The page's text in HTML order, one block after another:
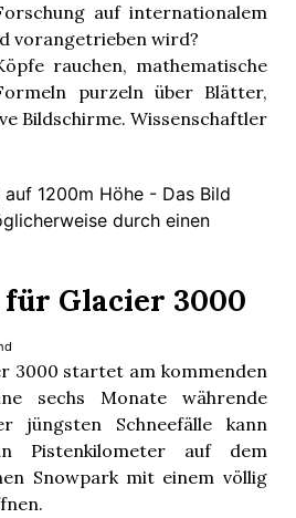
auf internationalem
vorangetrieben wird?
rauchen, mathematische
purzeln über Blätter,
Bildschirme. Wissenschaftler
Glacier 3000
3000 startet am kommenden
sechs Monate währende
jüngsten Schneefälle kann
Pistenkilometer auf dem
Snowpark mit einem völlig